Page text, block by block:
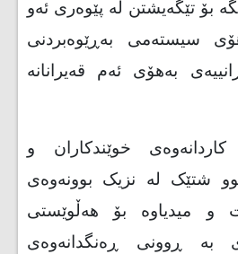
بۆ تێگەیشتن لە پێوەری ئەو
سیستەمی بەڕێوەبردنی
بەهۆی ئەم قەیرانانە
خوێندکاران و
شتێک لە نزیک بوونەوەی
میدیاوە بۆ هەڵوێستی
بە ڕوونی ڕەنگدانەوەی